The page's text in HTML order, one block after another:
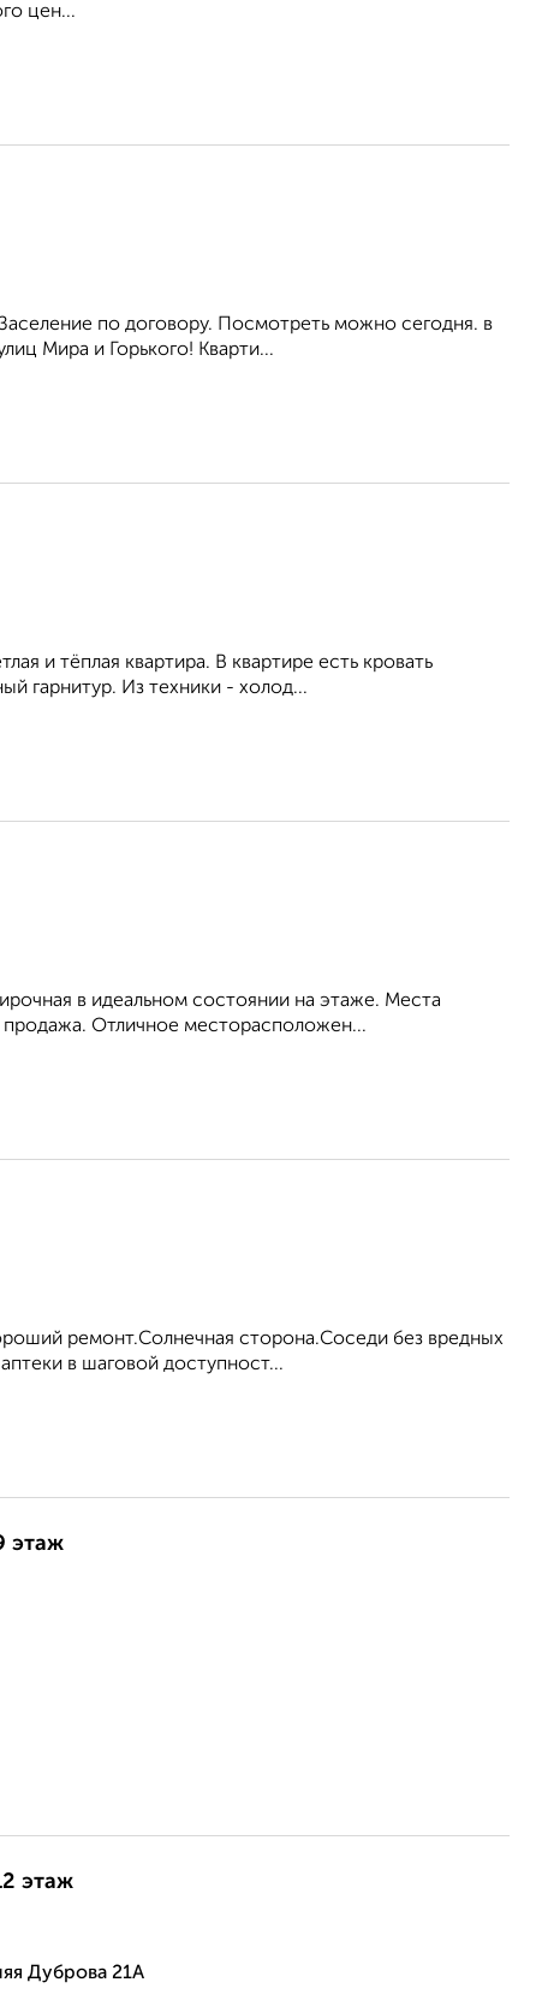
цен...
по договору. Посмотреть можно сегодня. в
Мира и Горького! Кварти...
и тёплая квартира. В квартире есть кровать
гарнитур. Из техники - холод...
в идеальном состоянии на этаже. Места
Отличное месторасположен...
ремонт.Солнечная сторона.Соседи без вредных
в шаговой доступност...
этаж
этаж
Дуброва 21А